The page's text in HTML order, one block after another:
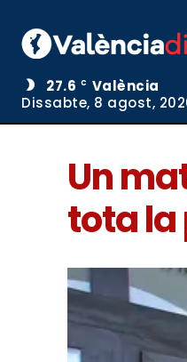
27.6 C
València
Dissabte, 8 agost,
Un
tota la